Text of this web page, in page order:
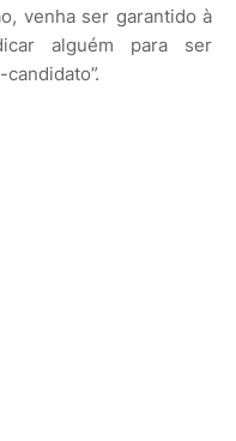
venha ser garantido à
alguém para ser